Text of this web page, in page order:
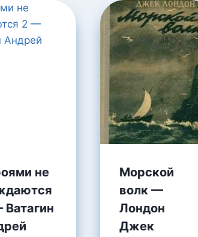
не
Морской
волк —
Лондон
Джек